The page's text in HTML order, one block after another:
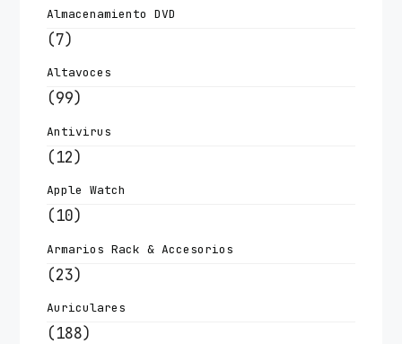
Almacenamiento DVD
(7)
Altavoces
(99)
Antivirus
(12)
Apple Watch
(10)
Armarios Rack & Accesorios
(23)
Auriculares
(188)